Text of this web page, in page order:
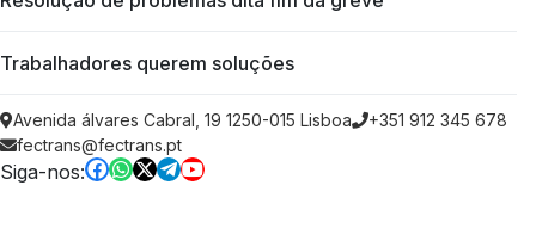
Trabalhadores querem soluções
Avenida álvares Cabral, 19 1250-015 Lisboa
+351 912 345 678
fectrans@fectrans.pt
Siga-nos: